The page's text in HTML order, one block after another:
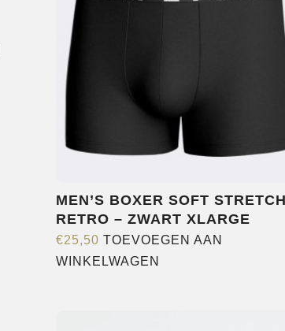
MEN’S BOXER SOFT
RETRO – ZWART XLARGE
€25,50 TOEVOEGEN AAN
WINKELWAGEN